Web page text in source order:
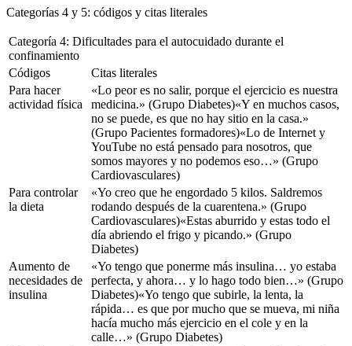
Categorías 4 y 5: códigos y citas literales
Categoría 4: Dificultades para el autocuidado durante el
confinamiento
Códigos
Citas literales
Para hacer
actividad física
«Lo peor es no salir, porque el ejercicio es nuestra
medicina.» (Grupo Diabetes)«Y en muchos casos,
no se puede, es que no hay sitio en la casa.»
(Grupo Pacientes formadores)«Lo de Internet y
YouTube no está pensado para nosotros, que
somos mayores y no podemos eso…» (Grupo
Cardiovasculares)
Para controlar
la dieta
«Yo creo que he engordado 5 kilos. Saldremos
rodando después de la cuarentena.» (Grupo
Cardiovasculares)«Estas aburrido y estas todo el
día abriendo el frigo y picando.» (Grupo
Diabetes)
Aumento de
necesidades de
insulina
«Yo tengo que ponerme más insulina… yo estaba
perfecta, y ahora… y lo hago todo bien…» (Grupo
Diabetes)«Yo tengo que subirle, la lenta, la
rápida… es que por mucho que se mueva, mi niña
hacía mucho más ejercicio en el cole y en la
calle…» (Grupo Diabetes)